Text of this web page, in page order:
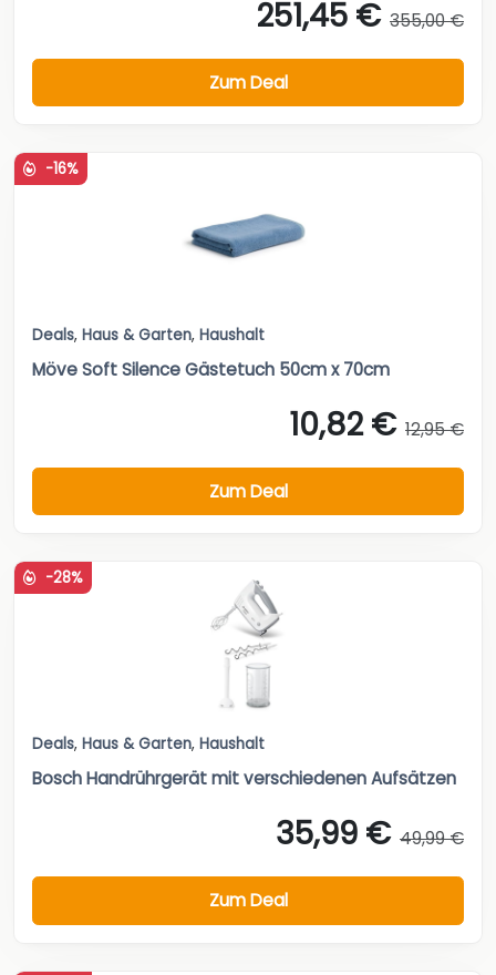
251,45 € 355,00 €
Zum Deal
-16%
Deals, Haus & Garten, Haushalt
Möve Soft Silence Gästetuch 50cm x 70cm
10,82 € 12,95 €
Zum Deal
-28%
Deals, Haus & Garten, Haushalt
Bosch Handrührgerät mit verschiedenen Aufsätzen
35,99 € 49,99 €
Zum Deal